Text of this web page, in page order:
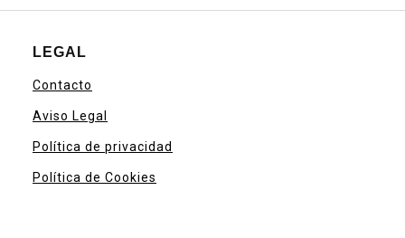
LEGAL
Contacto
Aviso Legal
Política de privacidad
Política de Cookies